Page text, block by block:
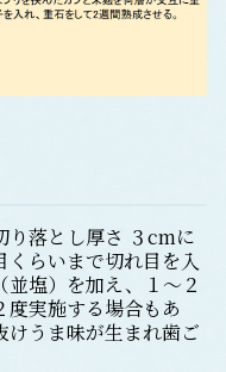
落とし厚さ ３cmに
らいまで切れ目を入
塩）を加え、１～２
実施する場合もあ
けうま味が生まれ歯ご